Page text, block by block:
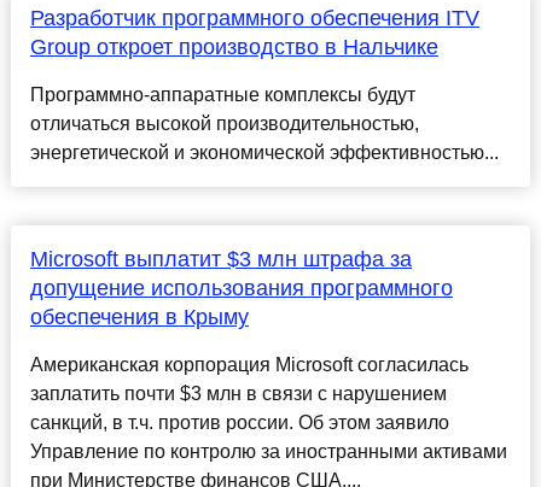
Разработчик программного обеспечения ITV
Group откроет производство в Нальчике
Программно-аппаратные комплексы будут
отличаться высокой производительностью,
энергетической и экономической эффективностью...
Microsoft выплатит $3 млн штрафа за
допущение использования программного
обеспечения в Крыму
Американская корпорация Microsoft согласилась
заплатить почти $3 млн в связи с нарушением
санкций, в т.ч. против россии. Об этом заявило
Управление по контролю за иностранными активами
при Министерстве финансов США....